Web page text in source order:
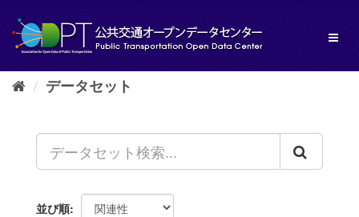
し
データセット
並び順